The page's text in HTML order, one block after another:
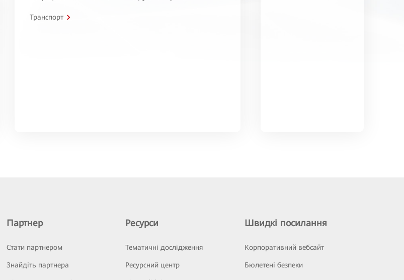
Транспорт
Партнер
Стати партнером
Знайдіть партнера
Ресурси
Тематичні дослідження
Ресурсний центр
Швидкі посилання
Корпоративний вебсайт
Бюлетені безпеки